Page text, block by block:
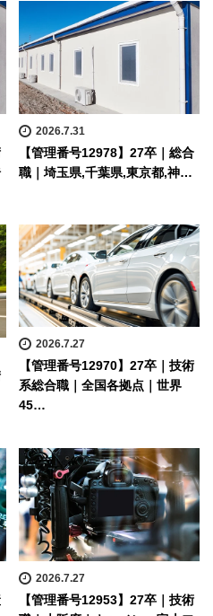
2026.7.31
【管理番号12978】27卒｜総合
職｜埼玉県,千葉県,東京都,神…
2026.7.27
【管理番号12970】27卒｜技術
系総合職｜全国各拠点｜世界
45…
2026.7.27
【管理番号12953】27卒｜技術